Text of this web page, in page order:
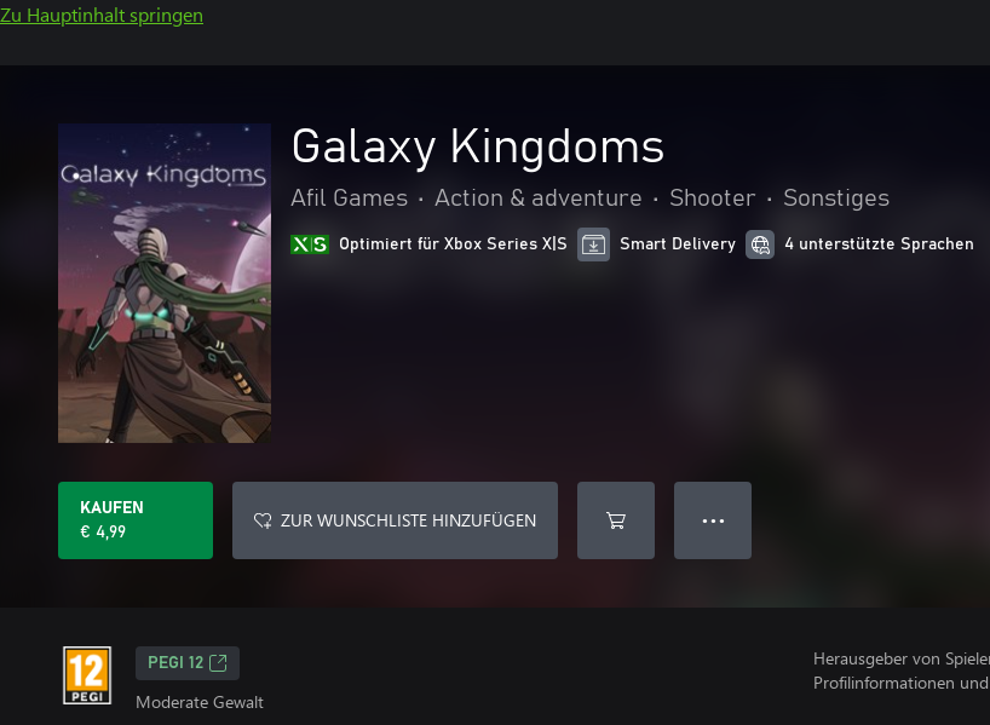
Zu Hauptinhalt springen
Galaxy Kingdoms
Afil Games • Action & adventure • Shooter • Sonstiges
Optimiert für Xbox Series X|S Smart Delivery 4 unterstützte Sprachen
KAUFEN
€ 4,99
ZUR WUNSCHLISTE HINZUFÜGEN ● ● ●
PEGI 12
Moderate Gewalt
Herausgeber von
Profilinformationen